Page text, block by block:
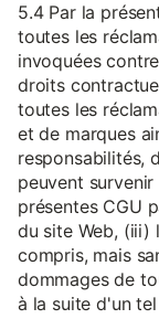
5.4 Par la
toutes les
invoquées
droits
toutes les
et de marques
responsabilités,
peuvent
présentes CGU
du site Web, (iii)
compris, mais
dommages de
à la suite d'un